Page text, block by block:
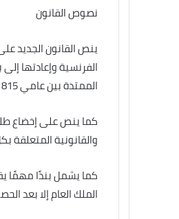
نصوص القانون
ينص القانون الجديد
الفرنسية وإعادتها
الممتدة بين عامي 1815 و1972.
كما ينص على إخضاع
والقانونية المتعلقة
كما يشمل بندًا مهمًا
الملك العام إلا بعد